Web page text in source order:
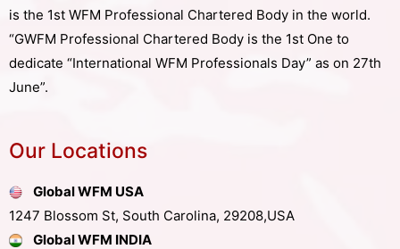
is the 1st WFM Professional Chartered Body in the world.
“GWFM Professional Chartered Body is the 1st One to
dedicate “International WFM Professionals Day” as on 27th
June”.
Our Locations
Global WFM USA
1247 Blossom St, South Carolina, 29208,USA
Global WFM INDIA